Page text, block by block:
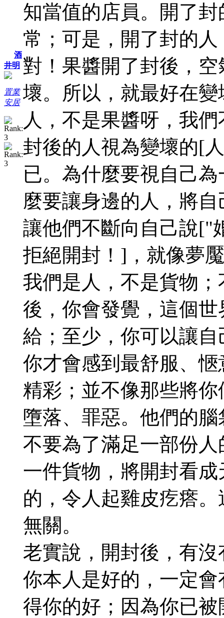
酒
井明
置業
安居
知當值的店員。開了
常；可是，開了封的
對！果醬開了封後，
壞。所以，就最好在
人，不是果醬呀，我
封後的人視為變壞的[
已。為什麼要視自己
麼要讓身邊的人，將
讓他們不斷向自己說["
拒絕開封！]，就像夢
我們是人，不是貨物
後，你會發覺，這個
給；至少，你可以讓
你才會感到最舒服、
精彩；並不像那些將
墮落、罪惡。他們的
不要為了滿足一部份
一件貨物，將開封看
的，令人起雞皮疙瘩
無關。
老實說，開封後，有
你本人是好的，一定
得你的好；因為你已